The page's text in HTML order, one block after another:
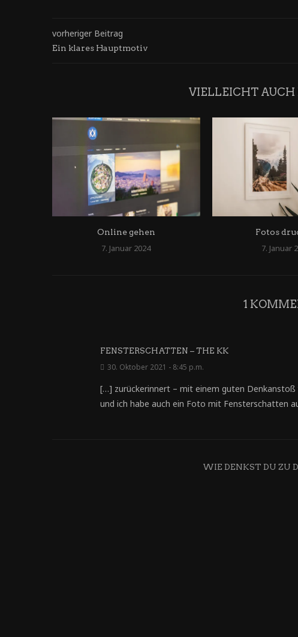
vorheriger Beitrag
Ein klares Hauptmotiv
VIELLEICHT AUCH
Online gehen
7. Januar 2024
Fotos
7. Januar
1
FENSTERSCHATTEN – THE KK
30. Oktober 2021 - 8:45 p.m.
[…] zurückerinnert – mit einem guten Denkanstoß
und ich habe auch ein Foto mit Fensterschatten
WIE DENKST DU ZU